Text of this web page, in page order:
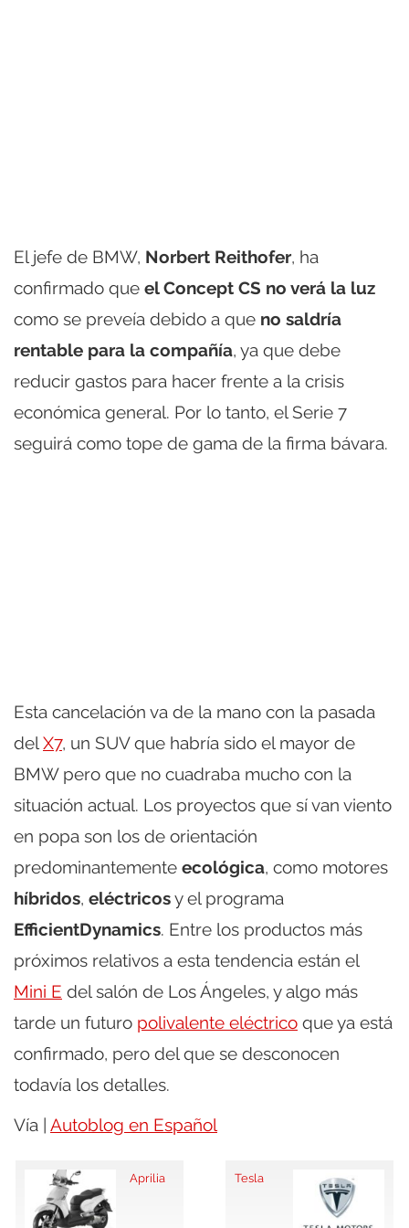
El jefe de BMW, Norbert Reithofer, ha
confirmado que el Concept CS no verá la luz
como se preveía debido a que no saldría
rentable para la compañía, ya que debe
reducir gastos para hacer frente a la crisis
económica general. Por lo tanto, el Serie 7
seguirá como tope de gama de la firma bávara.
Esta cancelación va de la mano con la pasada
delX7, un SUV que habría sido el mayor de
BMW pero que no cuadraba mucho con la
situación actual. Los proyectos que sí van viento
en popa son los de orientación
predominantemente ecológica, como motores
híbridos, eléctricosy el programa
EfficientDynamics. Entre los productos más
próximos relativos a esta tendencia están el
Mini E del salón de Los Ángeles, y algo más
tarde un futuro polivalente eléctrico que ya está
confirmado, pero del que se desconocen
todavía los detalles.
Vía | Autoblog en Español
Aprilia Tesla